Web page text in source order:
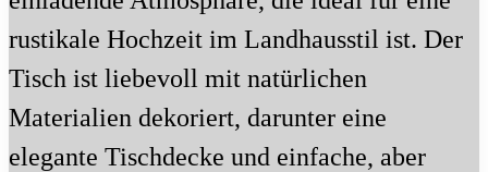
rustikale Hochzeit im Landhausstil ist. Der
Tisch ist liebevoll mit natürlichen
Materialien dekoriert, darunter eine
elegante Tischdecke und einfache, aber